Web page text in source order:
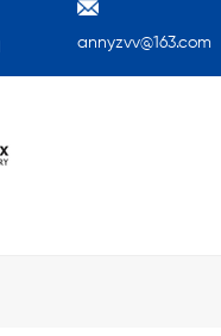
annyzvv@163.com